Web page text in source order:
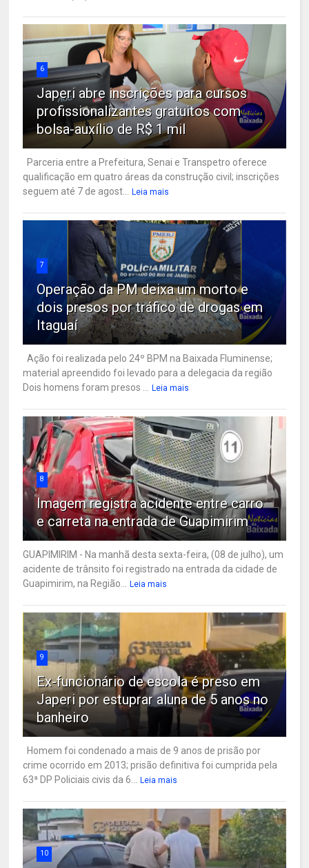
6
Japeri abre inscrições para cursos
profissionalizantes gratuitos com
bolsa-auxílio de R$ 1 mil
Parceria entre a Prefeitura, Senai e Transpetro oferece
qualificação em quatro áreas da construção civil; inscrições
seguem até 7 de agost...
Leia mais
7
Operação da PM deixa um morto e
dois presos por tráfico de drogas em
Itaguaí
Ação foi realizada pelo 24º BPM na Baixada Fluminense;
material apreendido foi levado para a delegacia da região
Dois homens foram presos ...
Leia mais
8
Imagem registra acidente entre carro
e carreta na entrada de Guapimirim
GUAPIMIRIM - Na manhã desta sexta-feira, (08 de julho), um
acidente de trânsito foi registrado na entrada da cidade de
Guapimirim, na Região...
Leia mais
9
Ex-funcionário de escola é preso em
Japeri por estuprar aluna de 5 anos no
banheiro
Homem foi condenado a mais de 9 anos de prisão por
crime ocorrido em 2013; prisão definitiva foi cumprida pela
63ª DP Policiais civis da 6...
Leia mais
10